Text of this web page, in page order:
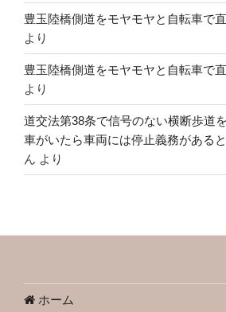
豊玉陸橋側道をモヤモヤと自転車で
より
豊玉陸橋側道をモヤモヤと自転車で
より
道交法第38条で信号のない横断歩道
車がいたら車両には停止義務がある
ん より
ホーム